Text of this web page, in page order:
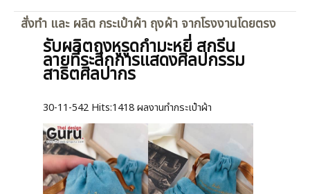
สั่งทำ และ ผลิต กระเป๋าผ้า ถุงผ้า จากโรงงานโดยตรง
รับผลิตถุงหูรูดกำมะหยี่ สกรีน
ลายที่ระลึกการแสดงศิลปกรรม
สาธิตศิลปากร
30-11-542 Hits:1418 ผลงานทำกระเป๋าผ้า